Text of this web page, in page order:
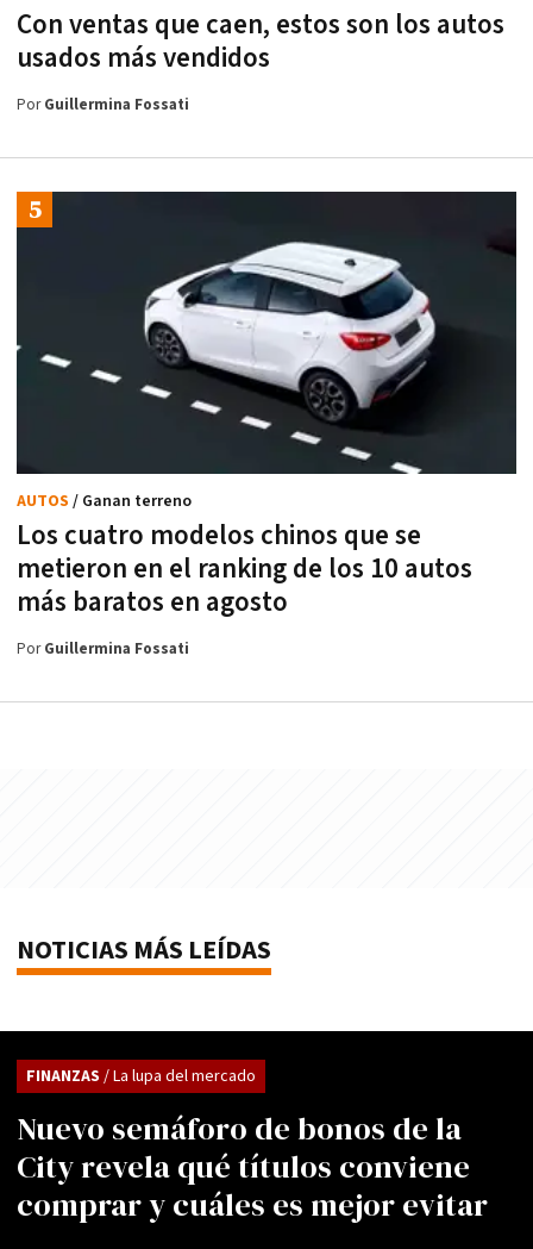
Con ventas que caen, estos son los autos
usados más vendidos
PorGuillermina Fossati
Los cuatro modelos chinos que se
metieron en el ranking de los 10 autos
más baratos en agosto
AUTOS / Ganan terreno
PorGuillermina Fossati
NOTICIAS MÁS LEÍDAS
Nuevo semáforo de bonos de la
City revela qué títulos conviene
comprar y cuáles es mejor evitar
FINANZAS / La lupa del mercado